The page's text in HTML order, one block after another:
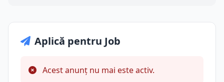
Aplică pentru Job
Acest anunț nu mai este activ.